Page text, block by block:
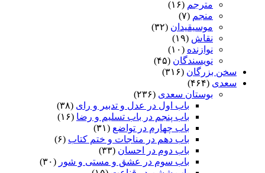
مترجم (۱۶)
منجم (۷)
موسیقیدان (۳۲)
نقاش (۱۹)
نوازنده (۱۰)
نویسندگان (۴۵)
سخن بزرگان (۳۱۶)
سعدی (۴۶۴)
بوستان سعدی (۲۳۶)
باب اول در عدل و تدبیر و رای (۳۸)
باب پنجم در باب تسلیم و رضا (۱۶)
باب چهارم در تواضع (۳۱)
باب دهم در مناجات و ختم کتاب (۶)
باب دوم در احسان (۳۳)
باب سوم در عشق و مستی و شور (۳۰)